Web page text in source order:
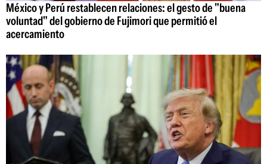
México y Perú restablecen relaciones: el gesto de "buena
voluntad" del gobierno de Fujimori que permitió el
acercamiento